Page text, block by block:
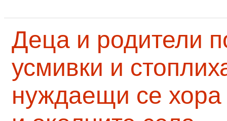
Деца и родители
усмивки и
нуждаещи се